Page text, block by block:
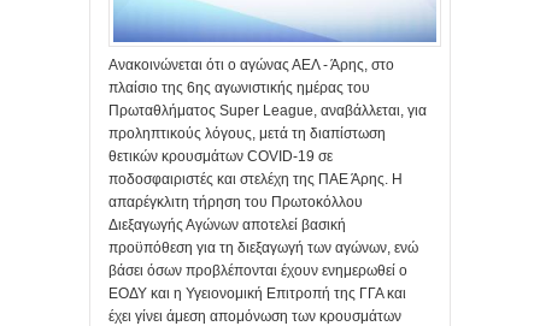
Ανακοινώνεται ότι ο αγώνας ΑΕΛ - Άρης, στο
πλαίσιο της 6ης αγωνιστικής ημέρας του
Πρωταθλήματος Super League, αναβάλλεται, για
προληπτικούς λόγους, μετά τη διαπίστωση
θετικών κρουσμάτων COVID-19 σε
ποδοσφαιριστές και στελέχη της ΠΑΕ Άρης. Η
απαρέγκλιτη τήρηση του Πρωτοκόλλου
Διεξαγωγής Αγώνων αποτελεί βασική
προϋπόθεση για τη διεξαγωγή των αγώνων, ενώ
βάσει όσων προβλέπονται έχουν ενημερωθεί ο
ΕΟΔΥ και η Υγειονομική Επιτροπή της ΓΓΑ και
έχει γίνει άμεση απομόνωση των κρουσμάτων